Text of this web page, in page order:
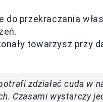
do przekraczania
towarzysz przy
zdziałać cuda w
Czasami wystarczy